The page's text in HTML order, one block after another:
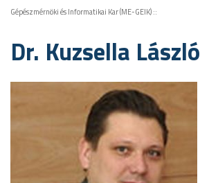
Gépészmérnöki és Informatikai Kar (ME-GEIK)::
Dr. Kuzsella László